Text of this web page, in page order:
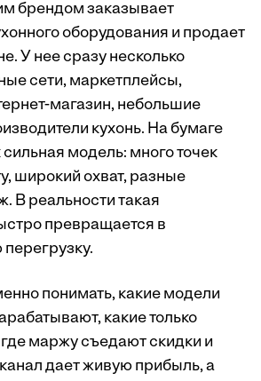
брендом заказывает
оборудования и продает
У нее сразу несколько
сети, маркетплейсы,
магазин, небольшие
кухонь. На бумаге
сильная модель: много точек
широкий охват, разные
В реальности такая
превращается в
понимать, какие модели
какие только
маржу съедают скидки и
дает живую прибыль, а